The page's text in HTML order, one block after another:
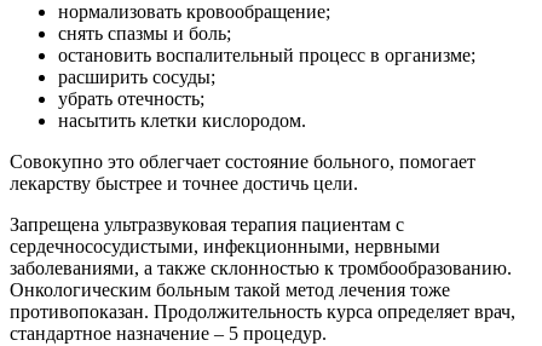
нормализовать кровообращение;
снять спазмы и боль;
остановить воспалительный процесс в организме;
расширить сосуды;
убрать отечность;
насытить клетки кислородом.
Совокупно это облегчает состояние больного, помогает
лекарству быстрее и точнее достичь цели.
Запрещена ультразвуковая терапия пациентам с
сердечнососудистыми, инфекционными, нервными
заболеваниями, а также склонностью к тромбообразованию.
Онкологическим больным такой метод лечения тоже
противопоказан. Продолжительность курса определяет врач,
стандартное назначение – 5 процедур.